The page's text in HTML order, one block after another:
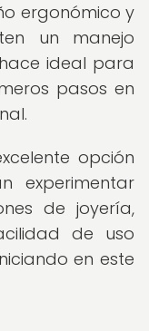
ergonómico y
un manejo
ideal para
pasos en
opción
experimentar
de joyería,
de uso
en este